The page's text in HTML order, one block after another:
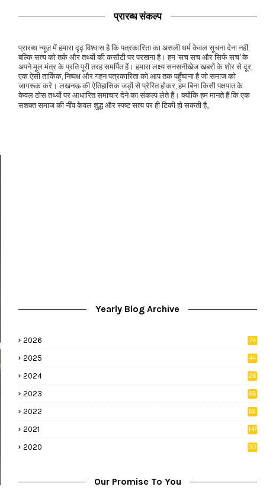
प्रारब्ध संकल्प
प्रारब्ध न्यूज़ में हमारा दृढ़ विश्वास है कि पत्रकारिता का असली धर्म केवल सूचना देना नहीं,
बल्कि सत्य को तर्क और तथ्यों की कसौटी पर परखना है। हम 'सच सच और सिर्फ सच' के
अपने मूल मंत्र के प्रति पूरी तरह समर्पित हैं। हमारा लक्ष्य सनसनीखेज खबरों के शोर से दूर,
एक ऐसी तार्किक, निष्पक्ष और गहन पत्रकारिता को आप तक पहुँचाना है जो समाज को
जागरूक करे। लखनऊ की ऐतिहासिक जड़ों से प्रेरित होकर, हम बिना किसी पक्षपात के
केवल ठोस तथ्यों पर आधारित समाचार देने का संकल्प लेते हैं। क्योंकि हम मानते हैं कि एक
सशक्त समाज की नींव केवल शुद्ध और स्पष्ट सत्य पर ही टिकी हो सकती है。
Yearly Blog Archive
2026
74
2025
44
2024
26
2023 48
2022
66
2021
147
2020
90
Our Promise To You